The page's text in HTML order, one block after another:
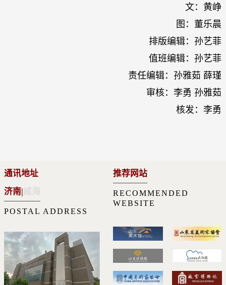
文：黄峥
图：董乐晨
排版编辑：孙艺菲
值班编辑：孙艺菲
责任编辑：孙雅茹 薛瑾
审核：李勇 孙雅茹
核发：李勇
通讯地址
济南
POSTAL ADDRESS
推荐网站
RECOMMENDED
WEBSITE